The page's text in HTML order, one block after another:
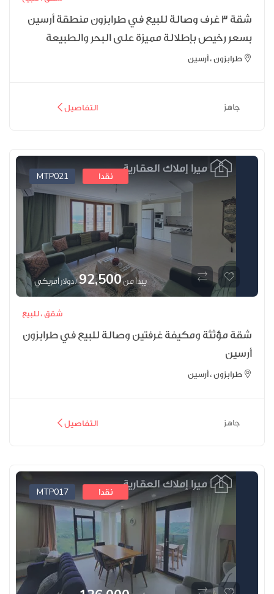
شقة 3 غرف وصالة للبيع في طرابزون منطقة أرسين
بسعر رخيص بإطلالة مميزة على البحر والطبيعة
التفاصيل
MTP021 نقدا
يبدأ من92,500/ دولار أمريكي
شقق ،للبيع
شقة مؤثثة ومكيفة غرفتين وصالة للبيع في طرابزون
أرسين
التفاصيل
MTP017 نقدا